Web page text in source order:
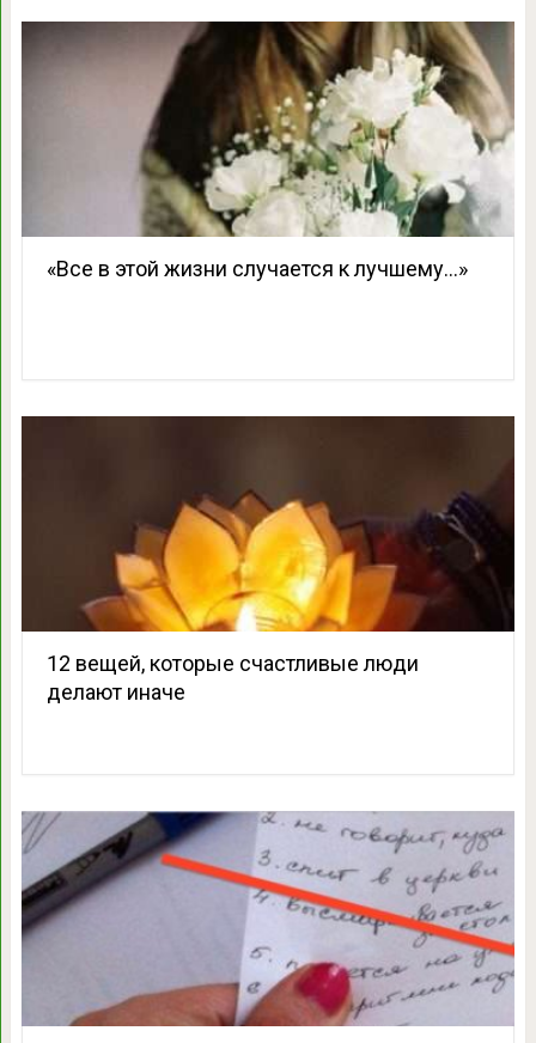
«Все в этой жизни случается к лучшему…»
12 вещей, которые счастливые люди
делают иначе